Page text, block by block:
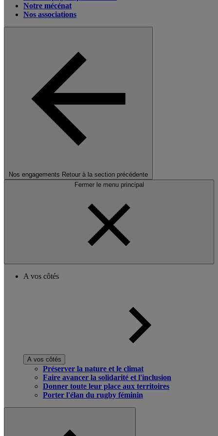
Notre mécénat
Nos associations
Nos engagements Retour à la section précédente
Fermer le menu principal
A vos côtés
A vos côtés
Préserver la nature et le climat
Faire avancer la solidarité et l'inclusion
Donner toute leur place aux territoires
Porter l'élan du rugby féminin